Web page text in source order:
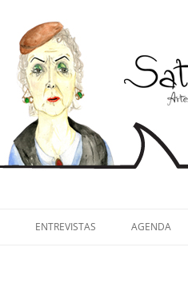
ENTREVISTAS AGENDA